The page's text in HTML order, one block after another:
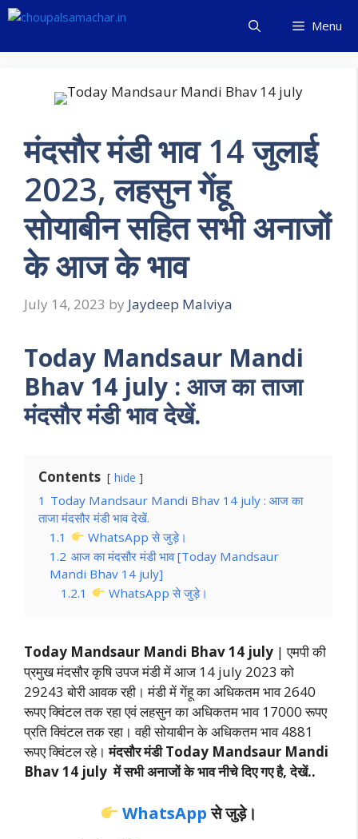
Skip
content
Menu
मंदसौर मंडी भाव 14 जुलाई
2023, लहसुन गेंहू
सोयाबीन सहित सभी अनाजों
के आज के भाव
July 14, 2023 by Jaydeep Malviya
Today Mandsaur Mandi
B­hav 14 july : आज का ताजा
मंदसौर मंडी भाव देखें.
Contents hide
1 Today Mandsaur Mandi B­hav 14 july : आज का
ताजा मंदसौर मंडी भाव देखें.
1.1
WhatsApp से जुड़े।
1.2 आज का मंदसौर मंडी भाव [Today Mandsaur
Mandi B­hav 14 july]
1.2.1
WhatsApp से जुड़े।
Today Mandsaur Mandi B­hav 14 july | एमपी की
प्रमुख मंदसौर कृषि उपज मंडी में आज 14 july 2023 को
29243 बोरी आवक रही। मंडी में गेंहू का अधिकतम भाव 2640
रूपए क्विंटल तक रहा एवं लहसुन का अधिकतम भाव 17000 रूपए
प्रति क्विंटल तक रहा। वही सोयाबीन के अधिकतम भाव 4881
रूपए क्विंटल रहे।मंदसौर मंडीToday Mandsaur Mandi
B­hav 14 july में सभी अनाजों के भाव नीचे दिए गए है, देखें..
WhatsAppसे जुड़े।